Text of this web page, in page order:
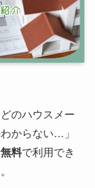
のハウスメー
からない…」
料で利用でき